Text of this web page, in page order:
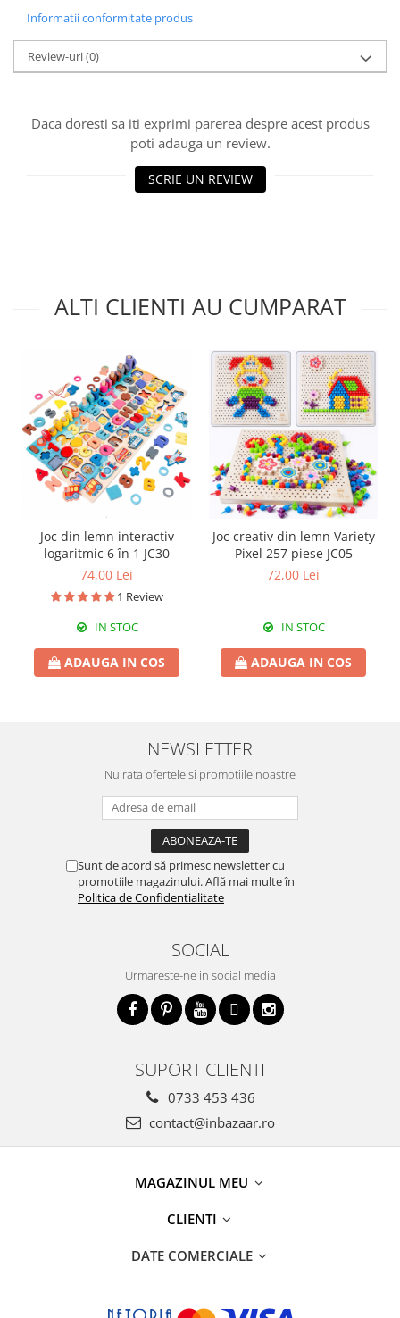
Informatii conformitate produs
Review-uri(0)
Daca doresti sa iti exprimi parerea despre acest produs
poti adauga un review.
SCRIE UN REVIEW
ALTI CLIENTI AU CUMPARAT
Joc din lemn interactiv
logaritmic 6 în 1 JC30
74,00 Lei
1 Review
IN STOC
ADAUGA IN COS
Joc creativ din lemn Variety
Pixel 257 piese JC05
72,00 Lei
IN STOC
ADAUGA IN COS
NEWSLETTER
Nu rata ofertele si promotiile noastre
Sunt de acord să primesc newsletter cu
promotiile magazinului. Află mai multe în
Politica de Confidentialitate
SOCIAL
Urmareste-ne in social media
SUPORT CLIENTI
0733 453 436
contact@inbazaar.ro
MAGAZINUL MEU
CLIENTI
DATE COMERCIALE